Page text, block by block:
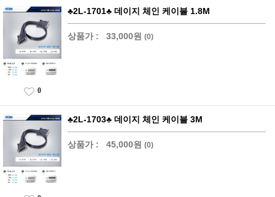
♣2L-1701♣ 데이지 체인 케이블 1.8M
상품가 : 33,000원 (0)
0
♣2L-1703♣ 데이지 체인 케이블 3M
상품가 : 45,000원 (0)